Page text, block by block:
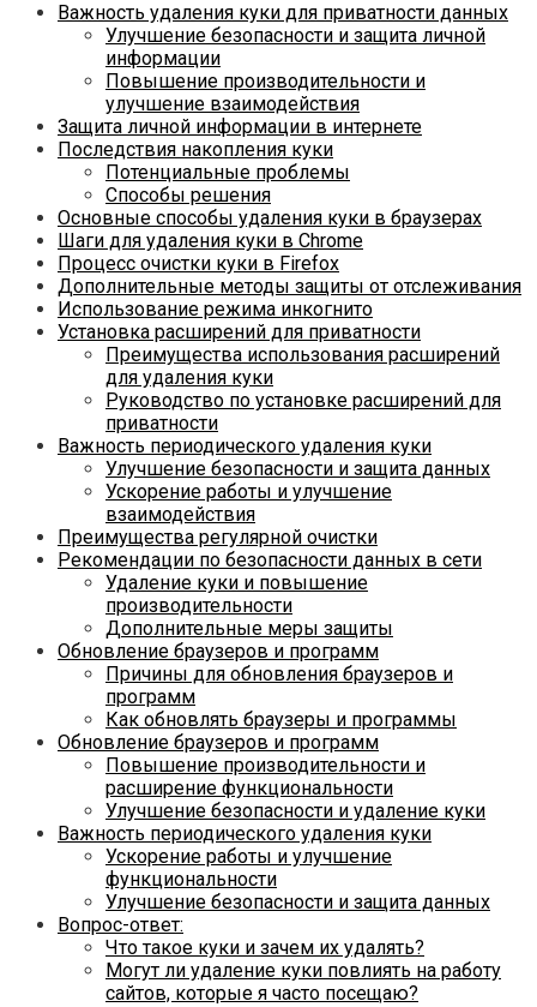
Важность удаления куки для приватности данных
Улучшение безопасности и защита личной
информации
Повышение производительности и
улучшение взаимодействия
Защита личной информации в интернете
Последствия накопления куки
Потенциальные проблемы
Способы решения
Основные способы удаления куки в браузерах
Шаги для удаления куки в Chrome
Процесс очистки куки в Firefox
Дополнительные методы защиты от отслеживания
Использование режима инкогнито
Установка расширений для приватности
Преимущества использования расширений
для удаления куки
Руководство по установке расширений для
приватности
Важность периодического удаления куки
Улучшение безопасности и защита данных
Ускорение работы и улучшение
взаимодействия
Преимущества регулярной очистки
Рекомендации по безопасности данных в сети
Удаление куки и повышение
производительности
Дополнительные меры защиты
Обновление браузеров и программ
Причины для обновления браузеров и
программ
Как обновлять браузеры и программы
Обновление браузеров и программ
Повышение производительности и
расширение функциональности
Улучшение безопасности и удаление куки
Важность периодического удаления куки
Ускорение работы и улучшение
функциональности
Улучшение безопасности и защита данных
Вопрос-ответ:
Что такое куки и зачем их удалять?
Могут ли удаление куки повлиять на работу
сайтов, которые я часто посещаю?